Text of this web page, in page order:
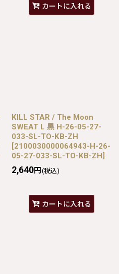
カートに入れる
KILL STAR / The Moon
SWEAT L 黒 H-26-05-27-
033-SL-TO-KB-ZH
[2100030000064943-H-26-
05-27-033-SL-TO-KB-ZH]
2,640円 (税込)
カートに入れる